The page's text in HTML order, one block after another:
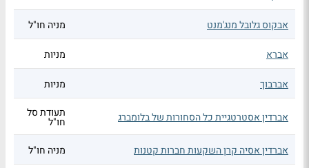
אבקוס גלובל מנג'מנט מניה חו"ל
אברא מניות
אברבוך מניות
אברדין אסטרטגיית כל הסחורות של בלומברג תעודת סל
חו"ל
אברדין אסיה קרן השקעות חברות קטנות
מניה חו"ל